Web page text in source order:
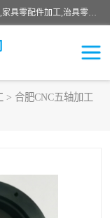
公司主要承接深圳精密零配件加工,非标零部配件加工,家具零配件加工,治具零配件加工,安徽精密零配件加工等各种各种精密机械加工，欢迎来来电咨询！
> 合肥CNC五轴加工
件加工
机加工